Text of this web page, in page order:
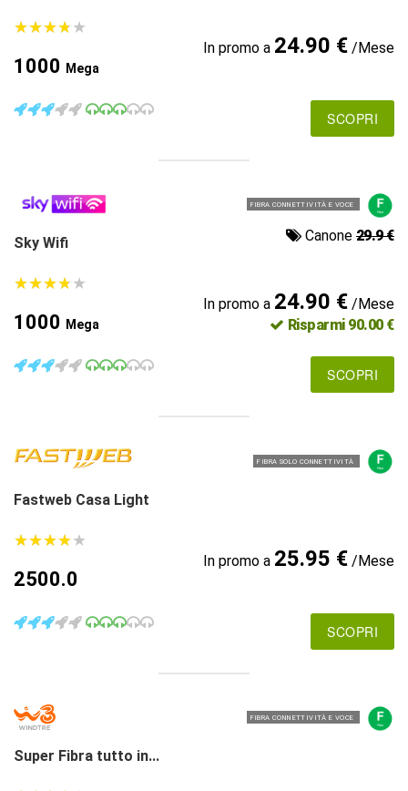
★★★★★
★★★★★
1000 Mega
In promo a 24.90 €/Mese
SCOPRI
FIBRA CONNETTIVITÀ E VOCE
Sky Wifi Canone 29.9 €
★★★★★
★★★★★
1000 Mega
In promo a 24.90 €/Mese
Risparmi 90.00 €
SCOPRI
FIBRA SOLO CONNETTIVITÀ
Fastweb Casa Light
★★★★★
★★★★★
2500.0
In promo a 25.95 €/Mese
SCOPRI
FIBRA CONNETTIVITÀ E VOCE
Super Fibra tutto in...